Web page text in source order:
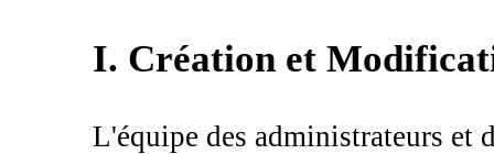
I. Création et
L'équipe des administrateurs et